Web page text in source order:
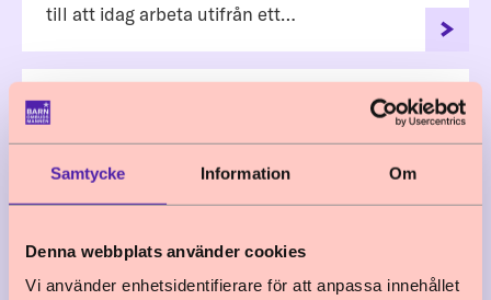
Samtycke Information Om
Denna webbplats använder cookies
Vi använder enhetsidentifierare för att anpassa innehållet
till att idag arbeta utifrån ett
När barn utsätts för kränkningar i
skolan
Här har vi samlat olika perspektiv – om den
lagstiftning som gäller och från praktiker
barnets bästa vid kränkningar i skolan.